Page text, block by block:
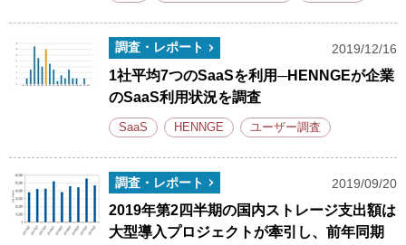
調査・レポート 2019/12/16
1社平均7つのSaaSを利用─HENNGEが企業
のSaaS利用状況を調査
SaaS HENNGE ユーザー調査
調査・レポート 2019/09/20
2019年第2四半期の国内ストレージ支出額は
大型導入プロジェクトが牽引し、前年同期